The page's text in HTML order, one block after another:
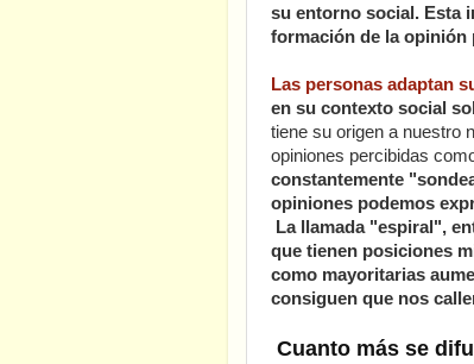
su entorno social. Esta
formación de la opinión
Las personas adaptan
en su contexto social
tiene su origen a nuestro
opiniones percibidas
constantemente
opiniones podemos
La llamada "espiral",
que tienen posiciones
como mayoritarias
consiguen que nos
Cuanto más se